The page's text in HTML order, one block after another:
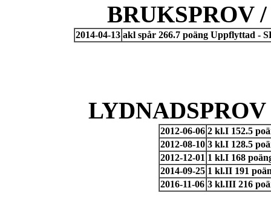
BRUKSPROV
2014-04-13 akl spår 266.7 poäng Uppflyttad -
2012-06-06 2 kl.I 152.5
2012-08-10 3 kl.I 128.5
2012-12-01 1 kl.I 168
2014-09-25 1 kl.II 191
2016-11-06 3 kl.III 216